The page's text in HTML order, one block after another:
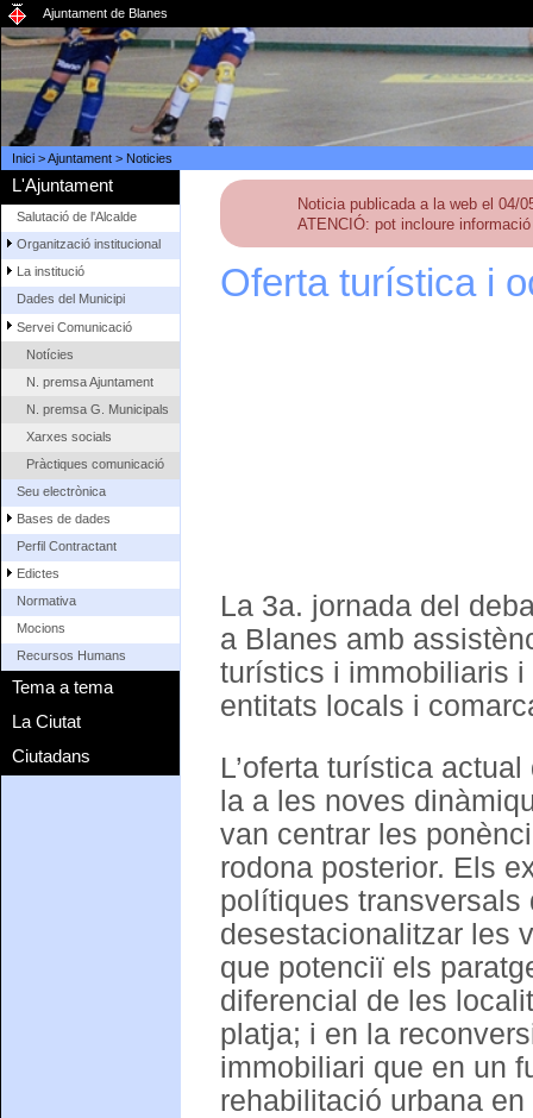
Ajuntament de Blanes
Inici>Ajuntament> Noticies
L'Ajuntament
Salutació de l'Alcalde
Organització institucional
La institució
Dades del Municipi
Servei Comunicació
Notícies
N. premsa Ajuntament
N. premsa G. Municipals
Xarxes socials
Pràctiques comunicació
Seu electrònica
Bases de dades
Perfil Contractant
Edictes
Normativa
Mocions
Recursos Humans
Tema a tema
La Ciutat
Ciutadans
Noticia publicada a la web el 04/
ATENCIÓ: pot incloure
Oferta turística i
La 3a. jornada del
a Blanes amb
turístics i immobiliaris
entitats locals i
L’oferta turística
la a les noves
van centrar les
rodona posterior. Els
polítiques transversals
desestacionalitzar les
que potenciï els
diferencial de les
platja; i en la
immobiliari que en un
rehabilitació urbana